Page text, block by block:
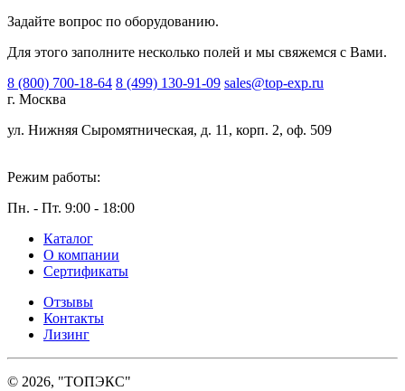
Задайте вопрос по оборудованию.
Для этого заполните несколько полей и мы свяжемся с Вами.
8 (800) 700-18-64 8 (499) 130-91-09 sales@top-exp.ru
г. Москва
ул. Нижняя Сыромятническая, д. 11, корп. 2, оф. 509
Режим работы:
Пн. - Пт. 9:00 - 18:00
Каталог
О компании
Сертификаты
Отзывы
Контакты
Лизинг
© 2026, "ТОПЭКС"